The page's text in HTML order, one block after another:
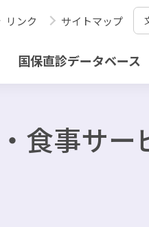
リンク サイトマップ
国保直診データベース
食事サー